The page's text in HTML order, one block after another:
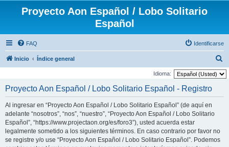
Proyecto Aon Español / Lobo Solitario
Español
FAQ Identificarse
Inicio Índice general
u
Idioma:
Proyecto Aon Español / Lobo Solitario Español - Registro
Al ingresar en “Proyecto Aon Español / Lobo Solitario Español” (de aquí en
adelante “nosotros”, “nos”, “nuestro”, “Proyecto Aon Español / Lobo Solitario
Español”, “https://www.projectaon.org/es/foro3”), usted acuerda estar
legalmente sometido a los siguientes términos. En caso contrario por favor no
se registre y/o use “Proyecto Aon Español / Lobo Solitario Español”. Podemos